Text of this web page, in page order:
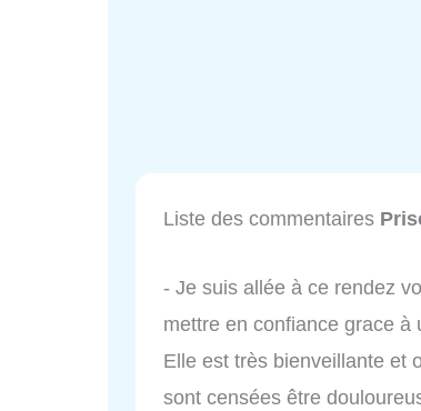
Liste des commentaires
- Je suis allée à ce rendez
mettre en confiance grace
Elle est très bienveillante et
sont censées être